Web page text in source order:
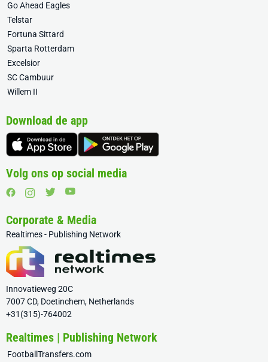
Go Ahead Eagles
Telstar
Fortuna Sittard
Sparta Rotterdam
Excelsior
SC Cambuur
Willem II
Download de app
Volg ons op social media
Corporate & Media
Realtimes - Publishing Network
Innovatieweg 20C
7007 CD, Doetinchem, Netherlands
+31(315)-764002
Realtimes | Publishing Network
FootballTransfers.com